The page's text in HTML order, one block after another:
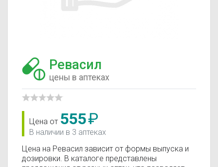
Ревасил
цены в аптеках
Цена от 555₽
В наличии в 3 аптеках
Цена на Ревасил зависит от формы выпуска и
дозировки. В каталоге представлены